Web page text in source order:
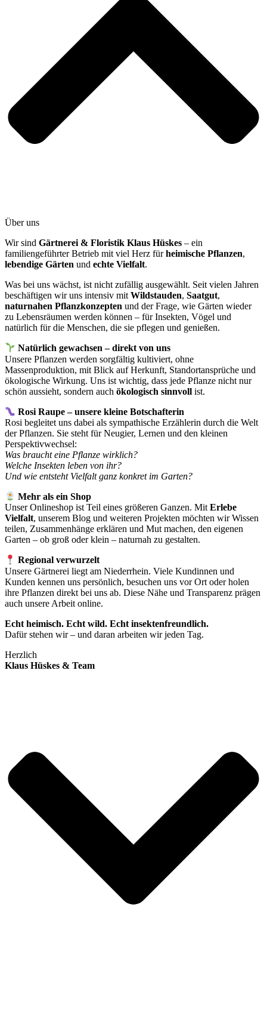
Über uns
Wir sind Gärtnerei & Floristik Klaus Hüskes – ein
familiengeführter Betrieb mit viel Herz fürheimische Pflanzen,
lebendige Gärten und echte Vielfalt.
Was bei uns wächst, ist nicht zufällig ausgewählt. Seit vielen Jahren
beschäftigen wir uns intensiv mit Wildstauden, Saatgut,
naturnahen Pflanzkonzepten und der Frage, wie Gärten wieder
zu Lebensräumen werden können – für Insekten, Vögel und
natürlich für die Menschen, die sie pflegen und genießen.
Natürlich gewachsen – direkt von uns
Unsere Pflanzen werden sorgfältig kultiviert, ohne
Massenproduktion, mit Blick auf Herkunft, Standortansprüche und
ökologische Wirkung. Uns ist wichtig, dass jede Pflanze nicht nur
schön aussieht, sondern auch ökologisch sinnvoll ist.
Rosi Raupe – unsere kleine Botschafterin
Rosi begleitet uns dabei als sympathische Erzählerin durch die Welt
der Pflanzen. Sie steht für Neugier, Lernen und den kleinen
Perspektivwechsel:
Was braucht eine Pflanze wirklich?
Welche Insekten leben von ihr?
Und wie entsteht Vielfalt ganz konkret im Garten?
Mehr als ein Shop
Unser Onlineshop ist Teil eines größeren Ganzen. MitErlebe
Vielfalt, unserem Blog und weiteren Projekten möchten wir Wissen
teilen, Zusammenhänge erklären und Mut machen, den eigenen
Garten – ob groß oder klein – naturnah zu gestalten.
Regional verwurzelt
Unsere Gärtnerei liegt am Niederrhein. Viele Kundinnen und
Kunden kennen uns persönlich, besuchen uns vor Ort oder holen
ihre Pflanzen direkt bei uns ab. Diese Nähe und Transparenz prägen
auch unsere Arbeit online.
Echt heimisch. Echt wild. Echt insektenfreundlich.
Dafür stehen wir – und daran arbeiten wir jeden Tag.
Herzlich
Klaus Hüskes & Team